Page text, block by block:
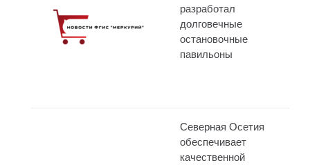
разработал
долговечные
остановочные
павильоны
Северная Осетия
обеспечивает
качественной